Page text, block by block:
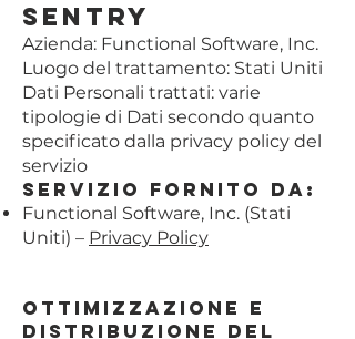
Sentry
Azienda: Functional Software, Inc.
Luogo del trattamento: Stati Uniti
Dati Personali trattati: varie
tipologie di Dati secondo quanto
specificato dalla privacy policy del
servizio
Servizio fornito da:
Functional Software, Inc. (Stati
Uniti) – Privacy Policy
Ottimizzazione e
distribuzione del